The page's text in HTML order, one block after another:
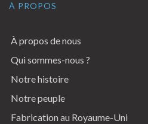
À PROPOS
À propos de nous
Qui sommes-nous ?
Notre histoire
Notre peuple
Fabrication au Royaume-Uni